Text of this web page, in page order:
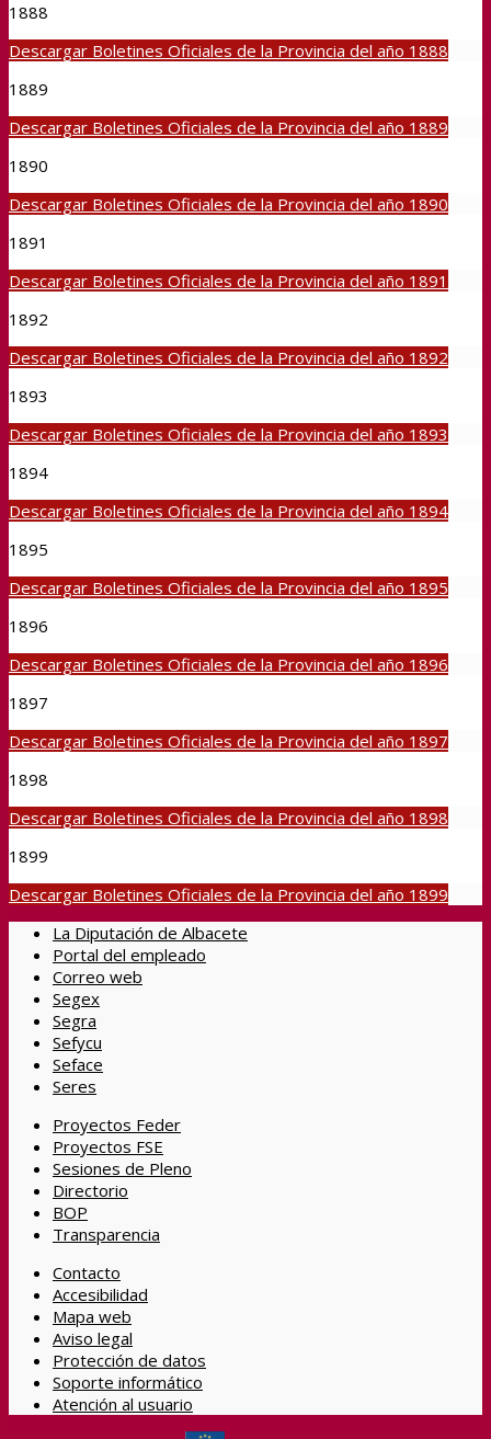
1888
Descargar Boletines Oficiales de la Provincia del año 1888
1889
Descargar Boletines Oficiales de la Provincia del año 1889
1890
Descargar Boletines Oficiales de la Provincia del año 1890
1891
Descargar Boletines Oficiales de la Provincia del año 1891
1892
Descargar Boletines Oficiales de la Provincia del año 1892
1893
Descargar Boletines Oficiales de la Provincia del año 1893
1894
Descargar Boletines Oficiales de la Provincia del año 1894
1895
Descargar Boletines Oficiales de la Provincia del año 1895
1896
Descargar Boletines Oficiales de la Provincia del año 1896
1897
Descargar Boletines Oficiales de la Provincia del año 1897
1898
Descargar Boletines Oficiales de la Provincia del año 1898
1899
Descargar Boletines Oficiales de la Provincia del año 1899
La Diputación de Albacete
Portal del empleado
Correo web
Segex
Segra
Sefycu
Seface
Seres
Proyectos Feder
Proyectos FSE
Sesiones de Pleno
Directorio
BOP
Transparencia
Contacto
Accesibilidad
Mapa web
Aviso legal
Protección de datos
Soporte informático
Atención al usuario